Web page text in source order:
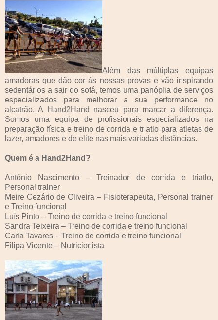
Além das múltiplas equipas
amadoras que dão cor às nossas provas e vão inspirando
sedentários a sair do sofá, temos uma panóplia de serviços
especializados para melhorar a sua performance no
alcatrão. A Hand2Hand nasceu para marcar a diferença.
Somos uma equipa de profissionais especializados na
preparação física e treino de corrida e triatlo para atletas de
lazer, amadores e de elite nas mais variadas distâncias.
Quem é a Hand2Hand?
Antônio Nascimento – Treinador de corrida e triatlo,
Personal trainer
Meire Cezário de Oliveira – Fisioterapeuta, Personal trainer
e Treino funcional
Luís Pinto – Treino de corrida e treino funcional
Sandra Teixeira – Treino de corrida e treino funcional
Carla Tavares – Treino de corrida e treino funcional
Filipa Vicente – Nutricionista